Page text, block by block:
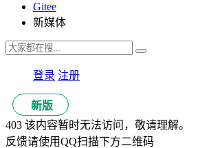
Gitee
新媒体
登录 注册
新版
403 该内容暂时无法访问，敬请理解。
反馈请使用QQ扫描下方二维码